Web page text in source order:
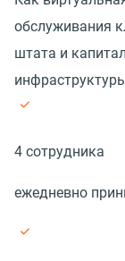
обслуживания
штата и
4 сотрудника
ежедневно